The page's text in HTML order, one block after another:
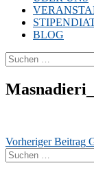
BLOG
Suchen
nach:
Vorheriger Beitrag
Suchen
nach: